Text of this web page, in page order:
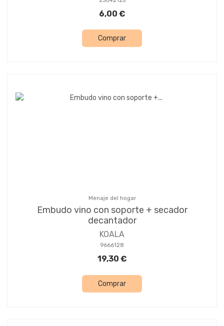
6,00 €
Comprar
Menaje del hogar
Embudo vino con soporte + secador
decantador
KOALA
9666128
19,30 €
Comprar